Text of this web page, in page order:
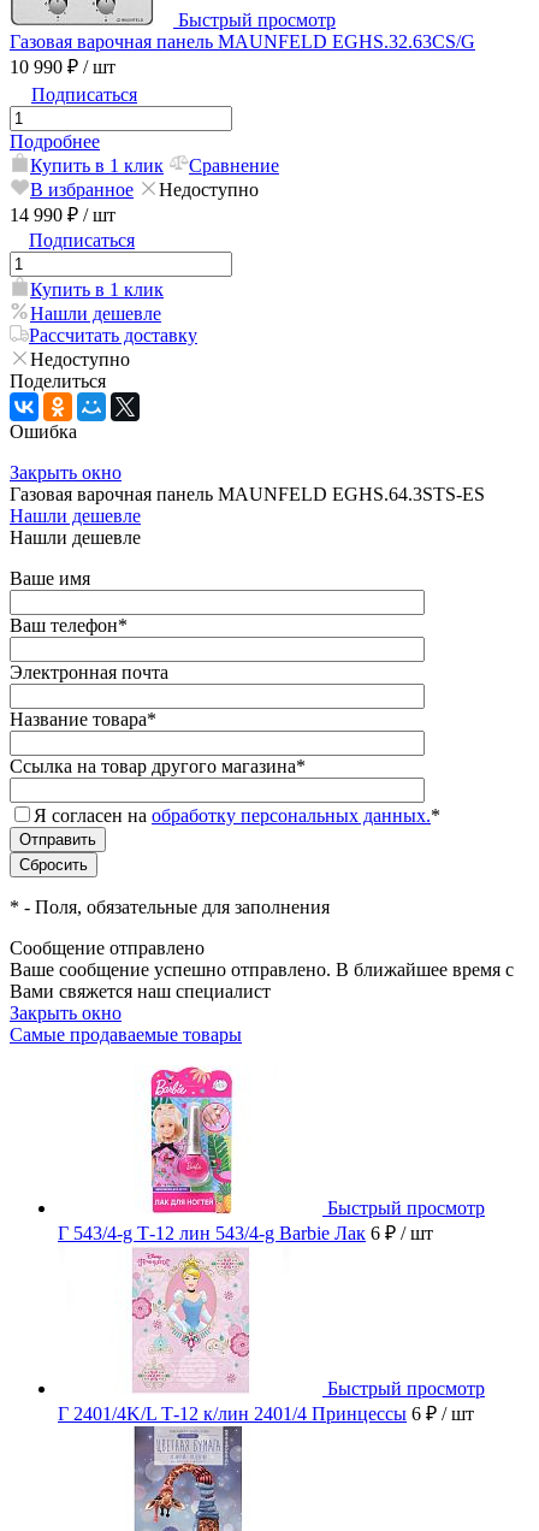
Быстрый просмотр
Газовая варочная панель MAUNFELD EGHS.32.63CS/G
10 990 ₽ / шт
Подписаться
Подробнее
Купить в 1 клик
Сравнение
В избранное
Недоступно
14 990 ₽ / шт
Подписаться
Купить в 1 клик
Нашли дешевле
Рассчитать доставку
Недоступно
Поделиться
Ошибка
Закрыть окно
Газовая варочная панель MAUNFELD EGHS.64.3STS-ES
Нашли дешевле
Нашли дешевле
Ваше имя
Ваш телефон*
Электронная почта
Название товара*
Ссылка на товар другого магазина*
Я согласен на обработку персональных данных.*
* - Поля, обязательные для заполнения
Сообщение отправлено
Ваше сообщение успешно отправлено. В ближайшее время с
Вами свяжется наш специалист
Закрыть окно
Самые продаваемые товары
Быстрый просмотр
Г 543/4-g Т-12 лин 543/4-g Barbie Лак 6 ₽ / шт
Быстрый просмотр
Г 2401/4K/L Т-12 к/лин 2401/4 Принцессы 6 ₽ / шт